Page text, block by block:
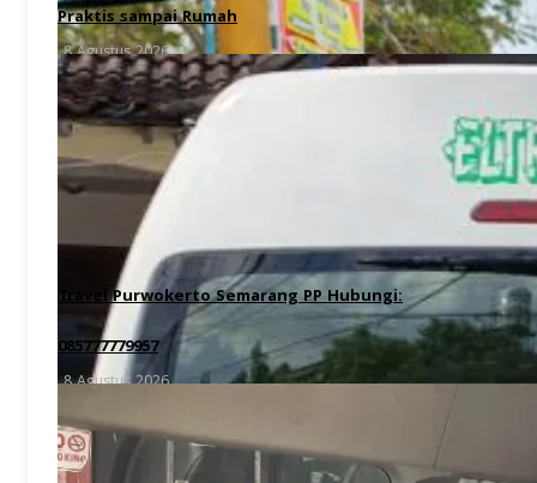
Praktis sampai Rumah
8 Agustus 2026
Travel Purwokerto Semarang PP Hubungi:
085777779957
8 Agustus 2026